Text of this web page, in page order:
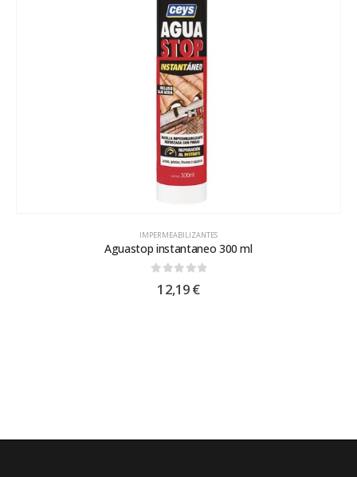
IMPERMEABILIZANTES
Aguastop instantaneo 300 ml
12,19€